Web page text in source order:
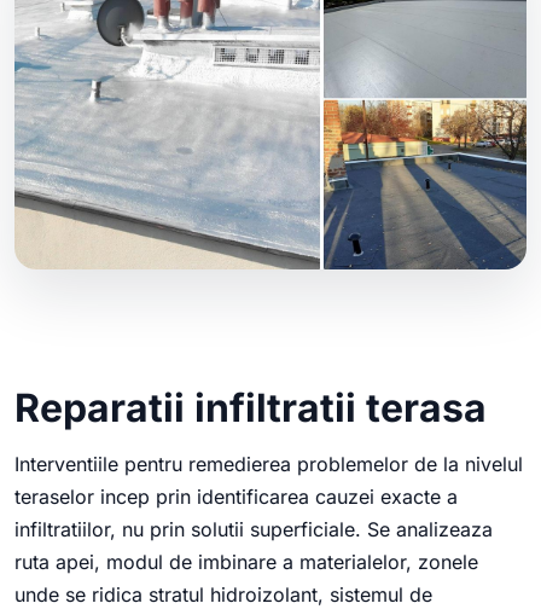
Reparatii infiltratii terasa
Interventiile pentru remedierea problemelor de la nivelul
teraselor incep prin identificarea cauzei exacte a
infiltratiilor, nu prin solutii superficiale. Se analizeaza
ruta apei, modul de imbinare a materialelor, zonele
unde se ridica stratul hidroizolant, sistemul de